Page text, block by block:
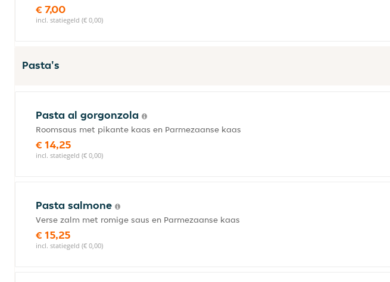
€ 7,00
incl. statiegeld (€ 0,00)
Pasta's
Pasta al gorgonzola
Roomsaus met pikante kaas en Parmezaanse kaas
€ 14,25
incl. statiegeld (€ 0,00)
Pasta salmone
Verse zalm met romige saus en Parmezaanse kaas
€ 15,25
incl. statiegeld (€ 0,00)